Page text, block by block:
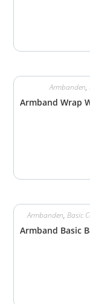
Armbanden,
Armband Wrap
Armbanden, Basic
Armband Basic